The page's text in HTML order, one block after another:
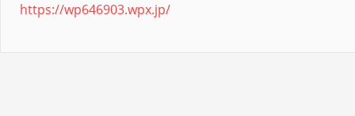
https://wp646903.wpx.jp/